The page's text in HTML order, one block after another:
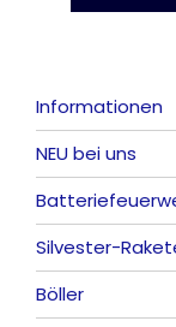
Informationen
NEU bei uns
Alle
Alle
Silvester-
Alle anzeigen
Böller